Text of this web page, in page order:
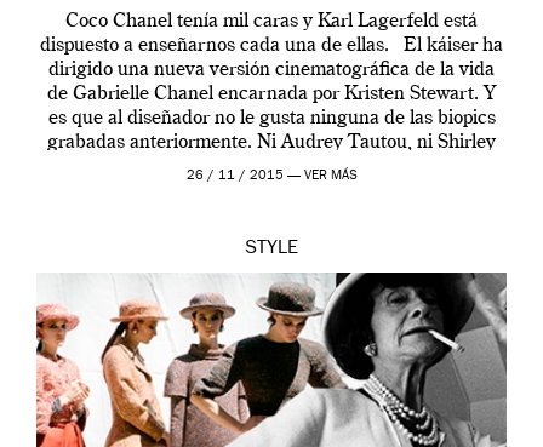
Coco Chanel tenía mil caras y Karl Lagerfeld está
dispuesto a enseñarnos cada una de ellas. El káiser ha
dirigido una nueva versión cinematográfica de la vida
de Gabrielle Chanel encarnada por Kristen Stewart. Y
es que al diseñador no le gusta ninguna de las biopics
grabadas anteriormente. Ni Audrey Tautou, ni Shirley
McLaine ni ninguna otra. A él […]
26 / 11 / 2015 — VER MÁS
STYLE